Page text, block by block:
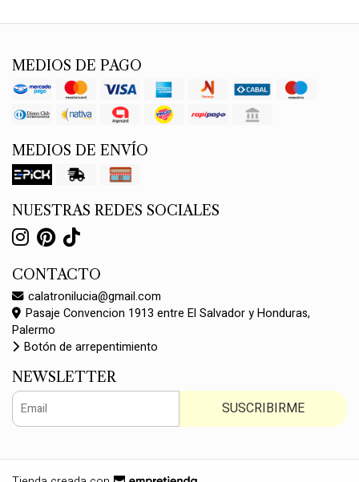
MEDIOS DE PAGO
MEDIOS DE ENVÍO
NUESTRAS REDES SOCIALES
CONTACTO
calatronilucia@gmail.com
Pasaje Convencion 1913 entre El Salvador y Honduras,
Palermo
Botón de arrepentimiento
NEWSLETTER
SUSCRIBIRME